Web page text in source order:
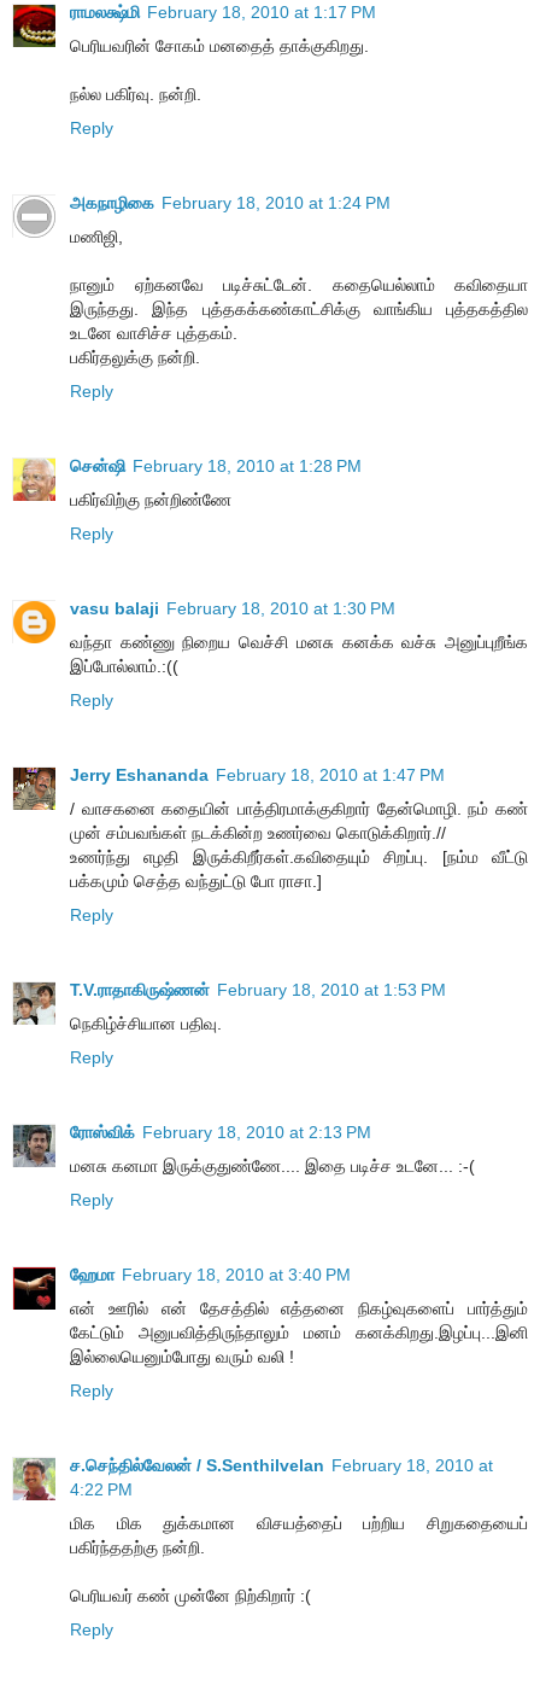
ராமலக்ஷ்மி February 18, 2010 at 1:17 PM
பெரியவரின் சோகம் மனதைத் தாக்குகிறது.
நல்ல பகிர்வு. நன்றி.
Reply
அகநாழிகை February 18, 2010 at 1:24 PM
மணிஜி,
நானும் ஏற்கனவே படிச்சுட்டேன். கதையெல்லாம் கவிதையா
இருந்தது. இந்த புத்தகக்கண்காட்சிக்கு வாங்கிய புத்தகத்தில
உடனே வாசிச்ச புத்தகம்.
பகிர்தலுக்கு நன்றி.
Reply
சென்ஷி February 18, 2010 at 1:28 PM
பகிர்விற்கு நன்றிண்ணே
Reply
vasu balaji February 18, 2010 at 1:30 PM
வந்தா கண்ணு நிறைய வெச்சி மனசு கனக்க வச்சு அனுப்புறீங்க
இப்போல்லாம்.:((
Reply
Jerry Eshananda February 18, 2010 at 1:47 PM
/ வாசகனை கதையின் பாத்திரமாக்குகிறார் தேன்மொழி. நம் கண்
முன் சம்பவங்கள் நடக்கின்ற உணர்வை கொடுக்கிறார்.//
உணர்ந்து எழதி இருக்கிறீர்கள்.கவிதையும் சிறப்பு. [நம்ம வீட்டு
பக்கமும் செத்த வந்துட்டு போ ராசா.]
Reply
T.V.ராதாகிருஷ்ணன் February 18, 2010 at 1:53 PM
நெகிழ்ச்சியான பதிவு.
Reply
ரோஸ்விக் February 18, 2010 at 2:13 PM
மனசு கனமா இருக்குதுண்ணே.... இதை படிச்ச உடனே... :-(
Reply
ஹேமா February 18, 2010 at 3:40 PM
என் ஊரில் என் தேசத்தில் எத்தனை நிகழ்வுகளைப் பார்த்தும்
கேட்டும் அனுபவித்திருந்தாலும் மனம் கனக்கிறது.இழப்பு...இனி
இல்லையெனும்போது வரும் வலி !
Reply
ச.செந்தில்வேலன் / S.Senthilvelan February 18, 2010 at
4:22 PM
மிக மிக துக்கமான விசயத்தைப் பற்றிய சிறுகதையைப்
பகிர்ந்ததற்கு நன்றி.
பெரியவர் கண் முன்னே நிற்கிறார் :(
Reply